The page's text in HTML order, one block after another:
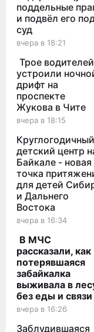
поддельные
и подвёл его
суд
вчера в 18:21
Трое водителей
устроили
дрифт на
проспекте
Жукова в Чите
вчера в 18:15
Круглогодичный
детский центр
Байкале - новая
точка
для детей
и Дальнего
Востока
вчера в 16:34
В МЧС
рассказали, как
потерявшаяся
забайкалка
выживала в
без еды и связи
вчера в 16:26
Заблудившаяся